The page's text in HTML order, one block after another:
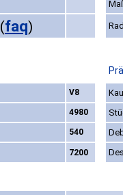
(faq)
V8
4980
540
7200